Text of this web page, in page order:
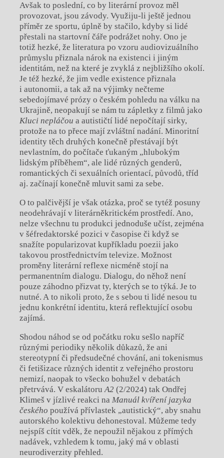
Avšak to poslední, co by literární provoz měl
provozovat, jsou závody. Využiju-li ještě jednou
příměr ze sportu, úplně by stačilo, kdyby si lidé
přestali na startovní čáře podrážet nohy. Ono je
totiž hezké, že literatura po vzoru audiovizuálního
průmyslu přiznala nárok na existenci i jiným
identitám, než na které je zvyklá z nejbližšího okolí.
Je též hezké, že jim vedle existence přiznala
i autonomii, a tak až na výjimky nečteme
sebedojímavé prózy o českém pohledu na válku na
Ukrajině, neopakují se nám tu zápletky z filmů jako
Kluci nepláčou a autističtí lidé nepočítají sirky,
protože na to přece mají zvláštní nadání. Minoritní
identity těch druhých konečně přestávají být
nevlastním, do počítače ťukaným „hlubokým
lidským příběhem“, ale lidé různých genderů,
romantických či sexuálních orientací, původů, tříd
aj. začínají konečně mluvit sami za sebe.
O to palčivější je však otázka, proč se tytéž posuny
neodehrávají v literárněkritickém prostředí. Ano,
nelze všechnu tu produkci jednoduše učíst, zejména
v šéfredaktorské pozici v časopise či když se
snažíte popularizovat kupříkladu poezii jako
takovou prostřednictvím televize. Možnost
proměny literární reflexe nicméně stojí na
permanentním dialogu. Dialogu, do něhož není
pouze záhodno přizvat ty, kterých se to týká. Je to
nutné. A to nikoli proto, že s sebou ti lidé nesou tu
jednu konkrétní identitu, která reflektující osobu
zajímá.
Shodou náhod se od počátku roku sešlo napříč
různými periodiky několik důkazů, že ani
stereotypní či předsudečné chování, ani tokenismus
či fetišizace různých identit z veřejného prostoru
nemizí, naopak to všecko bohužel v debatách
přetrvává. V eskalátoruA2 (2/2024) tak Ondřej
Klimeš v jízlivé reakci na Manuál kvíření jazyka
českého používá přívlastek „autistický“, aby snahu
autorského kolektivu dehonestoval. Můžeme tedy
nejspíš cítit vděk, že nepoužil nějakou z přímých
nadávek, vzhledem k tomu, jaký má v oblasti
neurodiverzity přehled.